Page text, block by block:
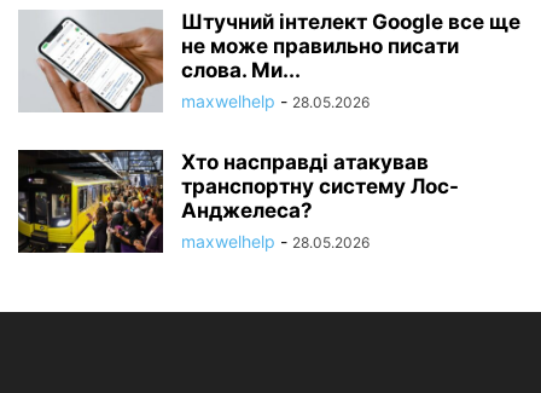
Штучний інтелект Google все ще
не може правильно писати
слова. Ми...
maxwelhelp - 28.05.2026
Хто насправді атакував
транспортну систему Лос-
Анджелеса?
maxwelhelp - 28.05.2026